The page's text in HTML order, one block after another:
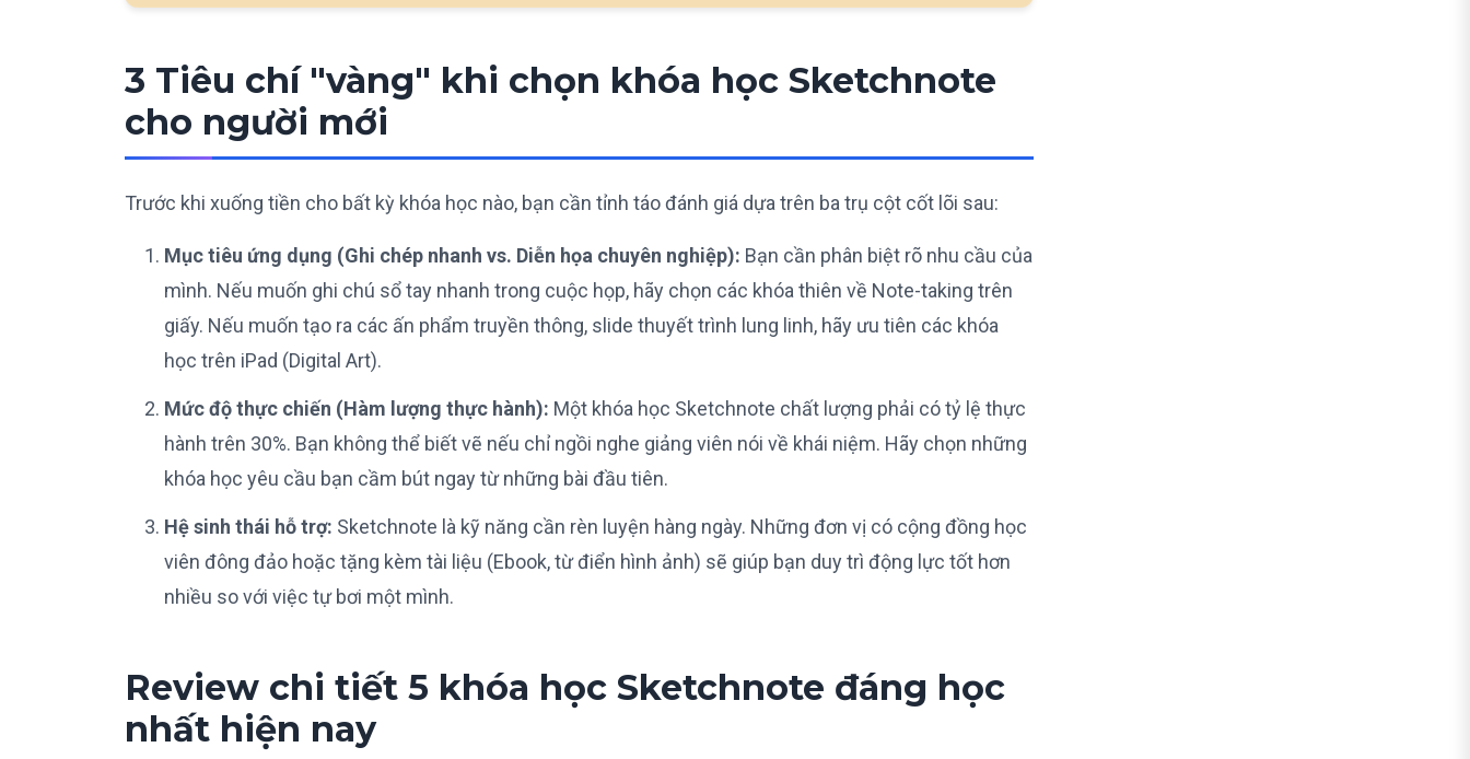
3 Tiêu chí "vàng" khi chọn khóa học Sketchnote
cho người mới
Trước khi xuống tiền cho bất kỳ khóa học nào, bạn cần tỉnh táo đánh giá dựa trên ba trụ cột cốt lõi sau:
Mục tiêu ứng dụng (Ghi chép nhanh vs. Diễn họa chuyên nghiệp): Bạn cần phân biệt rõ nhu cầu của
mình. Nếu muốn ghi chú sổ tay nhanh trong cuộc họp, hãy chọn các khóa thiên về Note-taking trên
giấy. Nếu muốn tạo ra các ấn phẩm truyền thông, slide thuyết trình lung linh, hãy ưu tiên các khóa
học trên iPad (Digital Art).
Mức độ thực chiến (Hàm lượng thực hành): Một khóa học Sketchnote chất lượng phải có tỷ lệ thực
hành trên 30%. Bạn không thể biết vẽ nếu chỉ ngồi nghe giảng viên nói về khái niệm. Hãy chọn những
khóa học yêu cầu bạn cầm bút ngay từ những bài đầu tiên.
Hệ sinh thái hỗ trợ: Sketchnote là kỹ năng cần rèn luyện hàng ngày. Những đơn vị có cộng đồng học
viên đông đảo hoặc tặng kèm tài liệu (Ebook, từ điển hình ảnh) sẽ giúp bạn duy trì động lực tốt hơn
nhiều so với việc tự bơi một mình.
Review chi tiết 5 khóa học Sketchnote đáng học
nhất hiện nay